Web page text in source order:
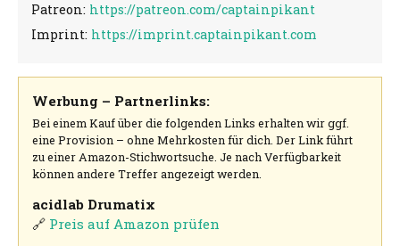
Patreon: https://patreon.com/captainpikant
Imprint: https://imprint.captainpikant.com
Werbung – Partnerlinks:
Bei einem Kauf über die folgenden Links erhalten wir ggf.
eine Provision – ohne Mehrkosten für dich. Der Link führt
zu einer Amazon-Stichwortsuche. Je nach Verfügbarkeit
können andere Treffer angezeigt werden.
acidlab Drumatix
🔗 Preis auf Amazon prüfen